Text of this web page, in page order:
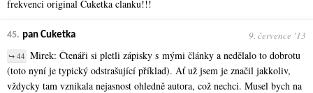
frekvenci original Cuketka clanku!!!
45. pan Cuketka 9. července ʼ13
↪ 44 Mirek: Čtenáři si pletli zápisky s mými články a nedělalo to dobrotu
(toto nyní je typický odstrašující příklad). Ať už jsem je značil jakkoliv,
vždycky tam vznikala nejasnost ohledně autora, což nechci. Musel bych na